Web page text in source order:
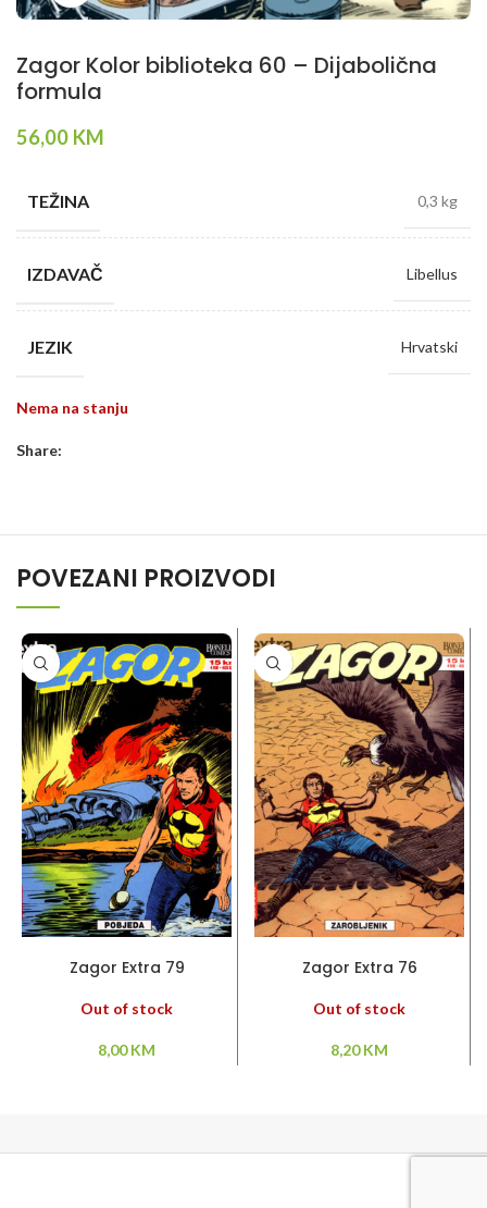
Zagor Kolor biblioteka 60 – Dijabolična
formula
56,00 KM
TEŽINA 0,3 kg
IZDAVAČ Libellus
JEZIK Hrvatski
Nema na stanju
Share:
POVEZANI PROIZVODI
Zagor Extra 79
Out of stock
8,00KM
Zagor Extra 76
Out of stock
8,20KM